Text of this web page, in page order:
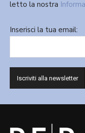
letto la nostra
Inserisci la tua email: